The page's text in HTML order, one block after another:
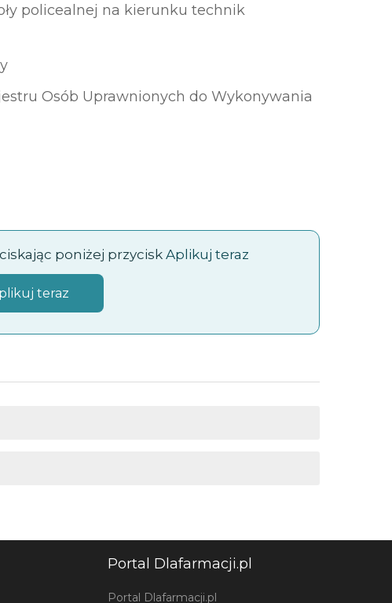
policealnej na kierunku technik
Osób Uprawnionych do Wykonywania
poniżej przycisk Aplikuj teraz
teraz
Portal Dlafarmacji.pl
Portal Dlafarmacji.pl